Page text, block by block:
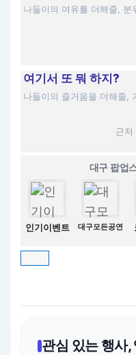
나들이의 여유를 더해줄, 분
여기서 또 뭐 하지?
나들이의 즐거움을 더해줄,
근처
대구 팝업
인기이벤트 대구모든공연
관심 있는 행사